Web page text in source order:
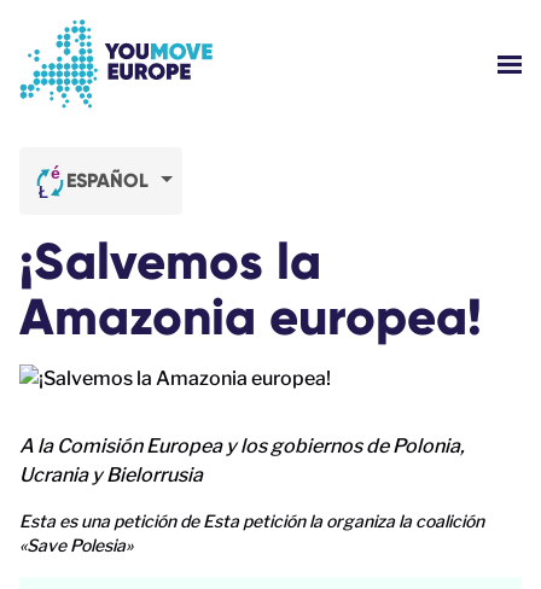
INICIAR SESIÓN
ESPAÑOL
¡Salvemos la
Amazonia europea!
A la Comisión Europea y los gobiernos de Polonia,
Ucrania y Bielorrusia
Esta es una petición de Esta petición la organiza la coalición
«Save Polesia»